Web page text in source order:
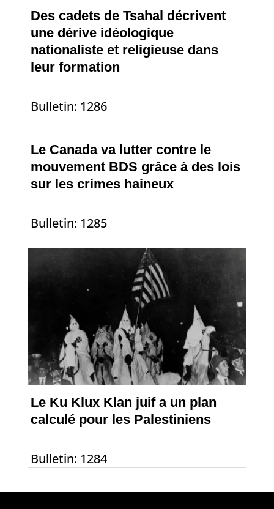
Des cadets de Tsahal décrivent
une dérive idéologique
nationaliste et religieuse dans
leur formation
Bulletin: 1286
Le Canada va lutter contre le
mouvement BDS grâce à des lois
sur les crimes haineux
Bulletin: 1285
Le Ku Klux Klan juif a un plan
calculé pour les Palestiniens
Bulletin: 1284